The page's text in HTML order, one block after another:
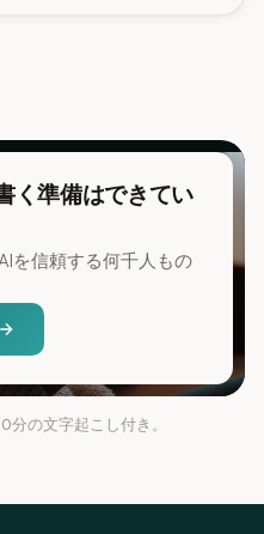
く準備はできてい
を信頼する何千人もの
の文字起こし付き。